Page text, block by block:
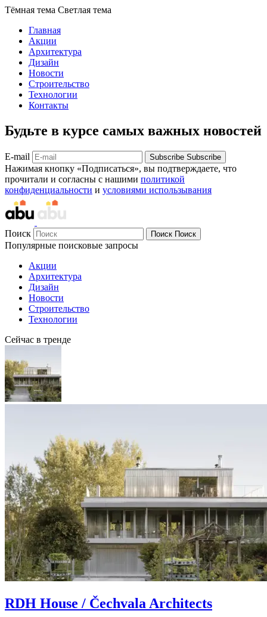
Тёмная тема Светлая тема
Главная
Акции
Архитектура
Дизайн
Новости
Строительство
Технологии
Контакты
Будьте в курсе самых важных новостей
E-mail Subscribe Subscribe
Нажимая кнопку «Подписаться», вы подтверждаете, что
прочитали и согласны с нашими политикой
конфиденциальности и условиями использывания
Поиск Поиск Поиск
Популярные поисковые запросы
Акции
Архитектура
Дизайн
Новости
Строительство
Технологии
Сейчас в тренде
RDH House / Čechvala Architects